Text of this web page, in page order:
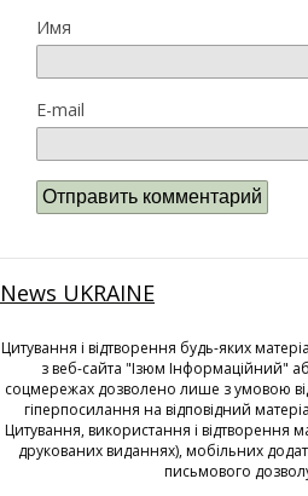
Имя
E-mail
News UKRAINE
Цитування і відтворення будь-яких
з веб-сайта "Ізюм Інформаційний"
соцмережах дозволено лише з умовою
гіперпосилання на відповідний
Цитування, використання і відтворення
друкованих виданнях), мобільних
письмового